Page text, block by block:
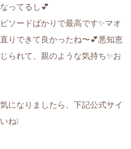
ってるし💕
ソードばかりで最高です✨マオ
りできて良かったね〜💕悪知恵
られて、親のような気持ち✨お
になりましたら、下記公式サイ
ね❕